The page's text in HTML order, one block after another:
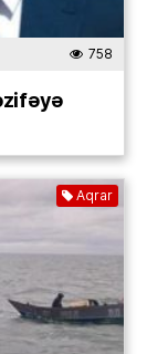
758
Aqrar